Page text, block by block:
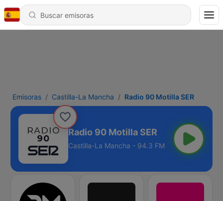
Emisoras Castilla-La Mancha Radio 90 Motilla SER
Radio 90 Motilla SER
Castilla-La Mancha - 94.3 FM